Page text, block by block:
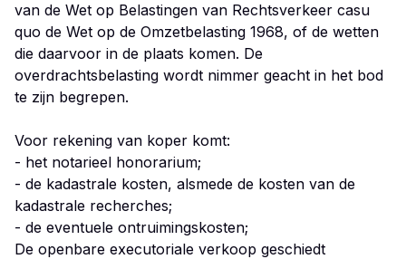
van de Wet op Belastingen van Rechtsverkeer casu
quo de Wet op de Omzetbelasting 1968, of de wetten
die daarvoor in de plaats komen. De
overdrachtsbelasting wordt nimmer geacht in het bod
te zijn begrepen.
Voor rekening van koper komt:
- het notarieel honorarium;
- de kadastrale kosten, alsmede de kosten van de
kadastrale recherches;
- de eventuele ontruimingskosten;
De openbare executoriale verkoop geschiedt